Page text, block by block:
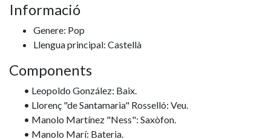
Informació
Genere: Pop
Llengua principal: Castellà
Components
• Leopoldo González: Baix.
• Llorenç "de Santamaria" Rosselló: Veu.
• Manolo Martínez "Ness": Saxòfon.
• Manolo Marí: Bateria.